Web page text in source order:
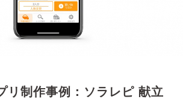
リ制作事例：ソラレピ 献立